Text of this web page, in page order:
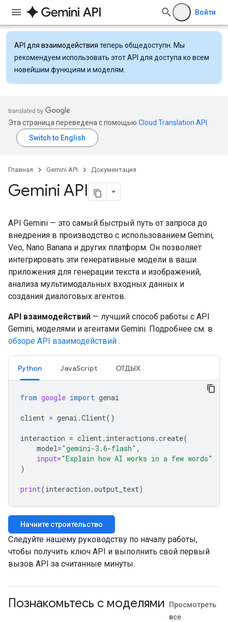
Войти
API для взаимодействия теперь общедоступн. Мы
рекомендуем использовать этот API для доступа ко всем
новейшим функциям и моделям.
Эта страница переведена с помощью Cloud Translation API
Главная Gemini API Документация
Gemini API
API Gemini — это самый быстрый путь от запроса до
внедрения в производство с использованием Gemini,
Veo, Nano Banana и других платформ. Он позволяет
интегрировать эти генеративные модели в ваши
приложения для генерации текста и изображений,
анализа мультимодальных входных данных и
создания диалоговых агентов.
API взаимодействий — лучший способ работы с API
Gemini, моделями и агентами Gemini. Подробнее см. в
обзоре API взаимодействий .
Python JavaScript ОТДЫХ
from google import genai
client = genai .Client()
interaction = client. interactions .create(
model="gemini-3.6-flash" ,
input="Explain how AI works in a few words"
)
print(interaction .output_text)
Начните строительство
Следуйте нашему руководству по началу работы,
чтобы получить ключ API и выполнить свой первый
вызов API за считанные минуты.
Познакомьтесь с моделями
Просмотреть
все